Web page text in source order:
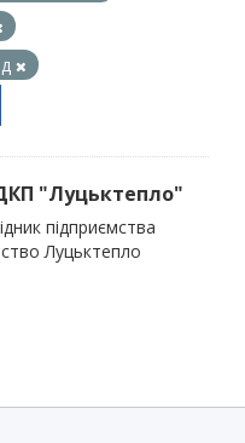
"Луцьктепло"
підприємства
Луцьктепло